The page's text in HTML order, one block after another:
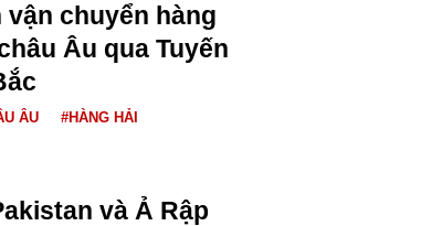
chuyển hàng
Âu qua Tuyến
ÂU #HÀNG HẢI
và Ả Rập